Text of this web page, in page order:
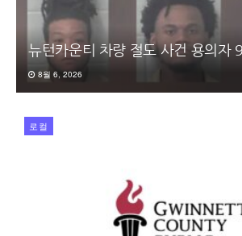
뉴턴카운티 차량 절도 사건 용의자
8월 6, 2026
로컬